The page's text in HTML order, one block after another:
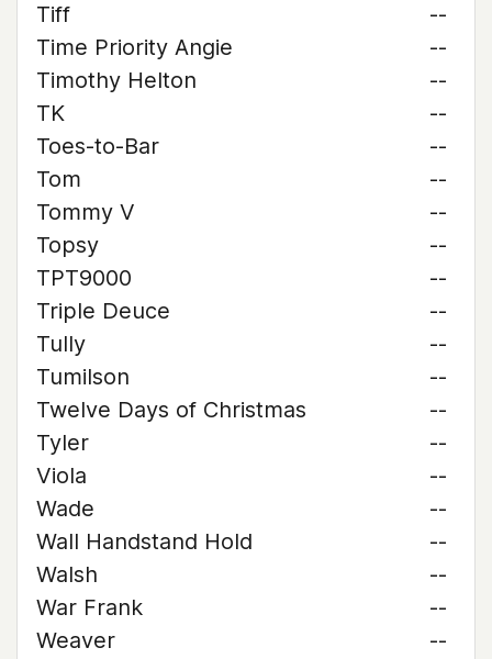
Tiff
--
Time Priority Angie
--
Timothy Helton
--
TK
--
Toes-to-Bar
--
Tom
--
Tommy V
--
Topsy
--
TPT9000
--
Triple Deuce
--
Tully
--
Tumilson
--
Twelve Days of Christmas
--
Tyler
--
Viola
--
Wade
--
Wall Handstand Hold
--
Walsh
--
War Frank
--
Weaver
--